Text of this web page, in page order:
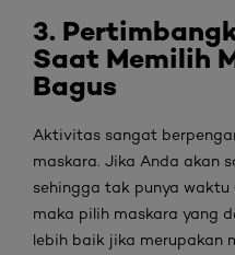
3.
Saat Memilih
Bagus
Aktivitas sangat
maskara. Jika Anda akan
sehingga tak punya waktu
maka pilih maskara yang
lebih baik jika merupakan